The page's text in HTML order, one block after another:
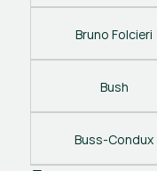
Bruno Folcieri
Bush
Buss-Condux